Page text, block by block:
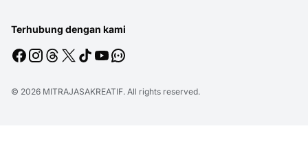
Terhubung dengan kami
© 2026 MITRAJASAKREATIF. All rights reserved.